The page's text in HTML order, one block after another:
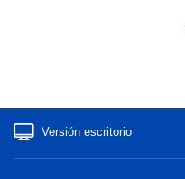
Versión escritorio